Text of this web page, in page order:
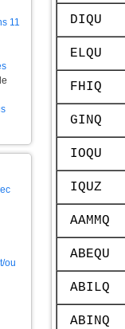
11
ou
DIQU
ELQU
FHIQ
GINQ
IOQU
IQUZ
AAMMQ
ABEQU
ABILQ
ABINQ